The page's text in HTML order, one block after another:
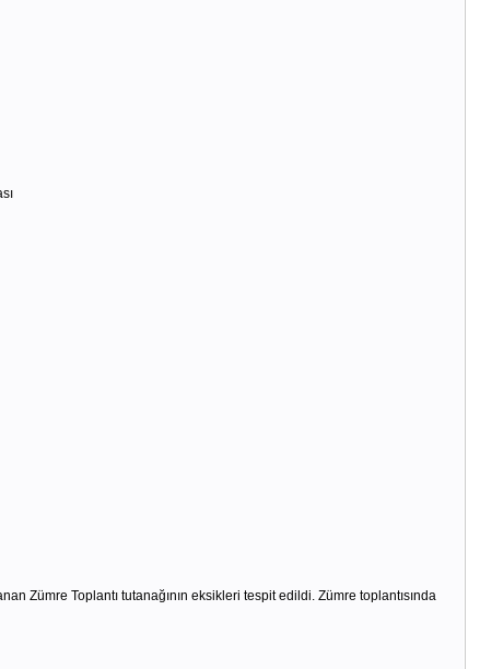
Zümre Toplantı tutanağının eksikleri tespit edildi. Zümre toplantısında